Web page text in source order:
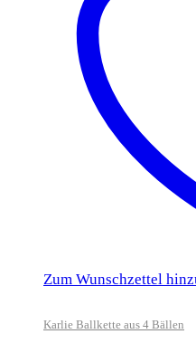
Zum Wunschzettel
Karlie Ballkette aus 4 Bällen